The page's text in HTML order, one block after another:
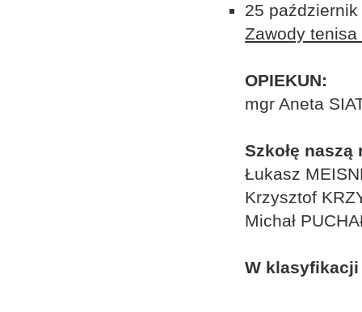
25 październik
Zawody tenisa
OPIEKUN:
mgr Aneta
Szkołę
Łukasz
Krzysztof
Michał
W klasyfikacji